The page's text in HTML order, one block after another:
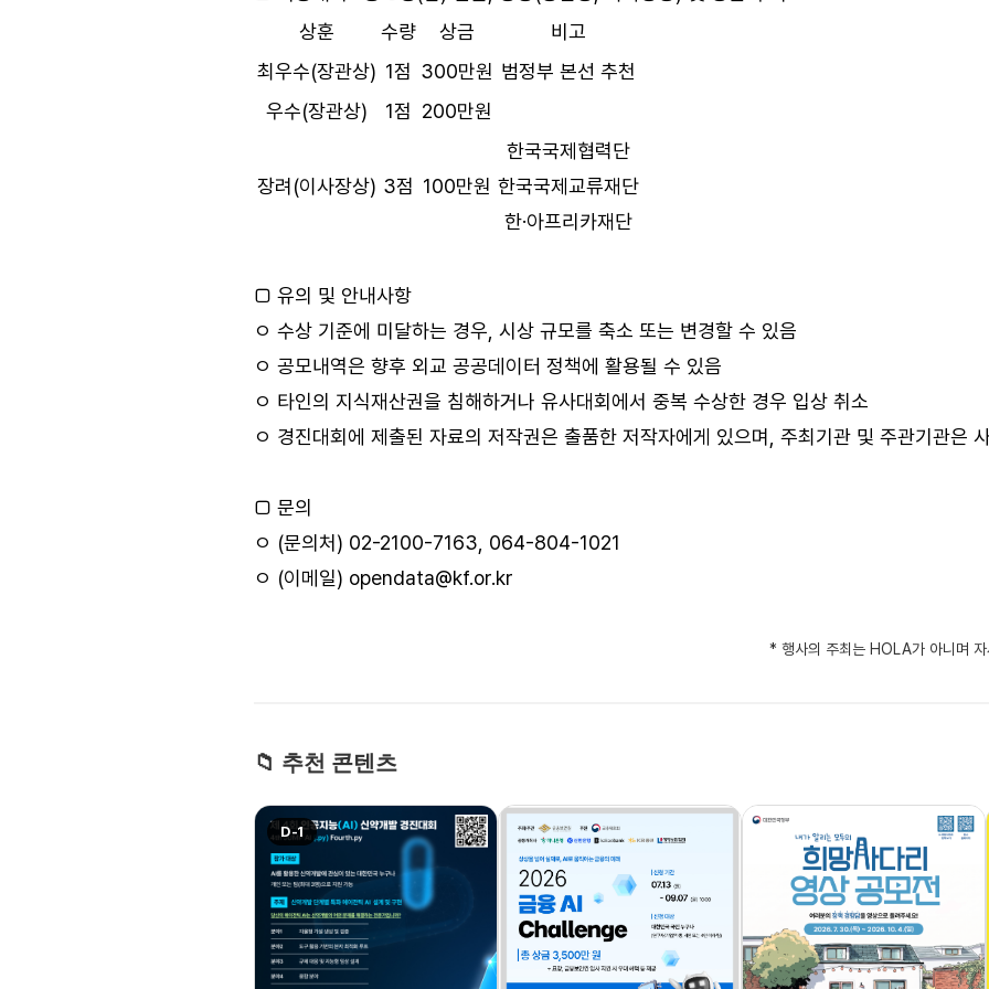
상훈
수량 상금
비고
최우수(장관상) 1점 300만원 범정부 본선 추천
우수(장관상)
1점 200만원
장려(이사장상) 3점 100만원
한국국제협력단
한국국제교류재단
한·아프리카재단
□ 유의 및 안내사항
ㅇ 수상 기준에 미달하는 경우, 시상 규모를 축소 또는 변경할 수 있음
ㅇ 공모내역은 향후 외교 공공데이터 정책에 활용될 수 있음
ㅇ 타인의 지식재산권을 침해하거나 유사대회에서 중복 수상한 경우 입상 취소
ㅇ 경진대회에 제출된 자료의 저작권은 출품한 저작자에게 있으며, 주최기관 및 주관기관은
□ 문의
ㅇ (문의처) 02-2100-7163, 064-804-1021
ㅇ (이메일) opendata@kf.or.kr
* 행사의 주최는 HOLA가 아니며 자
📁 추천 콘텐츠
D-1